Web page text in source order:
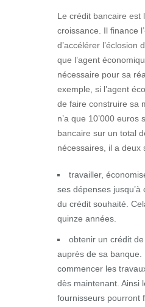
Le crédit bancaire est
croissance. Il finance
d’accélérer l’éclosion
que l’agent
nécessaire pour sa
exemple, si l’agent
de faire construire sa
n’a que 10’000 euros
bancaire sur un total
nécessaires, il a deux
travailler,
ses dépenses
du crédit souhaité.
quinze années.
obtenir un crédit de
auprès de sa banque.
commencer les
dès maintenant. Ainsi
fournisseurs pourront